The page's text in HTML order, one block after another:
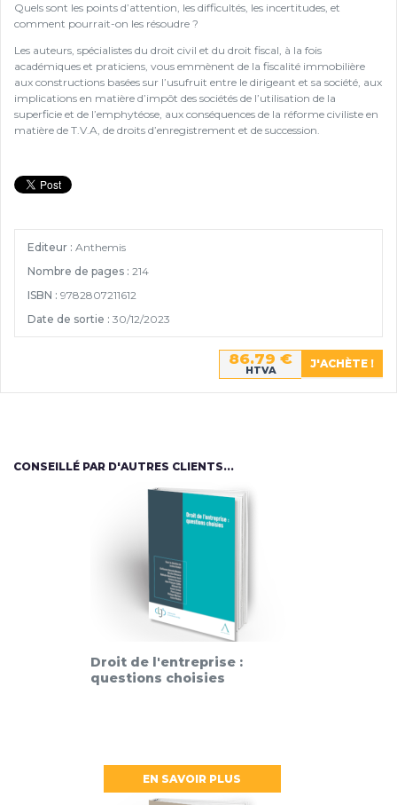
Quels sont les points d’attention, les difficultés, les incertitudes, et
comment pourrait-on les résoudre ?
Les auteurs, spécialistes du droit civil et du droit fiscal, à la fois
académiques et praticiens, vous emmènent de la fiscalité immobilière
aux constructions basées sur l’usufruit entre le dirigeant et sa société, aux
implications en matière d’impôt des sociétés de l’utilisation de la
superficie et de l’emphytéose, aux conséquences de la réforme civiliste en
matière de T.V.A, de droits d’enregistrement et de succession.
Editeur : Anthemis
Nombre de pages : 214
ISBN : 9782807211612
Date de sortie : 30/12/2023
86.79 €
HTVA
CONSEILLÉ PAR D'AUTRES CLIENTS...
Droit de l'entreprise :
questions choisies
EN SAVOIR PLUS